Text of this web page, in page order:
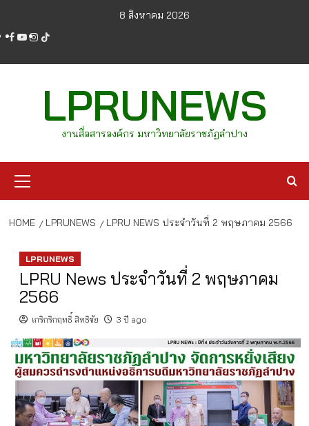
content
8 สิงหาคม 2026
facebook
youtube
instagram
tiktok
LPRUNEWS
งานสื่อสารองค์กร มหาวิทยาลัยราชภัฏลำปาง
Menu
HOME LPRUNEWS LPRU NEWS ประจำวันที่ 2 พฤษภาคม 2566
LPRUNEWS
LPRU News ประจำวันที่ 2 พฤษภาคม
2566
เกริกริกฤทธิ์ สิทธิชัย 3 ปี ago